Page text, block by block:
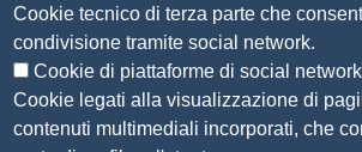
Seguici su
Cookie tecnico di terza parte che
condivisione tramite social network.
Cookie di piattaforme di social
Cookie legati alla visualizzazione di
contenuti multimediali incorporati, che